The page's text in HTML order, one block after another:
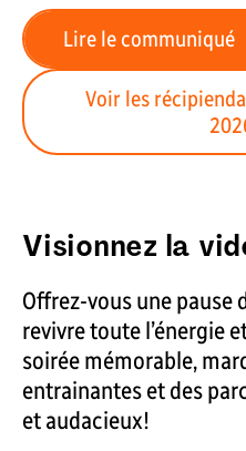
Lire le communiqué
Voir les
Visionnez la
Offrez-vous une pause
revivre toute l’énergie
soirée mémorable,
entrainantes et des
et audacieux!